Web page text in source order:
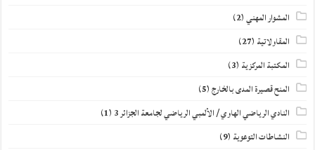
المشوار المهني(2)
المقاولاتية (27)
المكتبة المركزية (3)
المنح قصيرة المدى بالخارج(5)
النادي الرياضي الهاوي / الألمبي الرياضي لجامعة الجزائر 3 (1)
النشاطات التوعوية (9)